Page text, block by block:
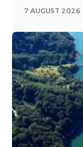
7 AUGUST 2026